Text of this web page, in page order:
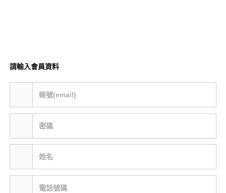
請輸入會員資料
帳號(email)
密碼
姓名
電話號碼